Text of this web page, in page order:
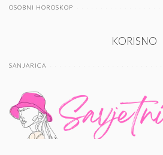
OSOBNI HOROSKOP
KORISNO
SANJARICA